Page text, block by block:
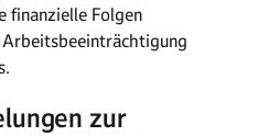
finanzielle Folgen
Arbeitsbeeinträchtigung
zur